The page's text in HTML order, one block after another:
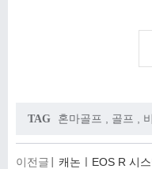
TAG 혼마골프 골프
이전글
캐논ㅣEOS R 시